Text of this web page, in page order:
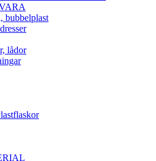
bubbelplast
lådor